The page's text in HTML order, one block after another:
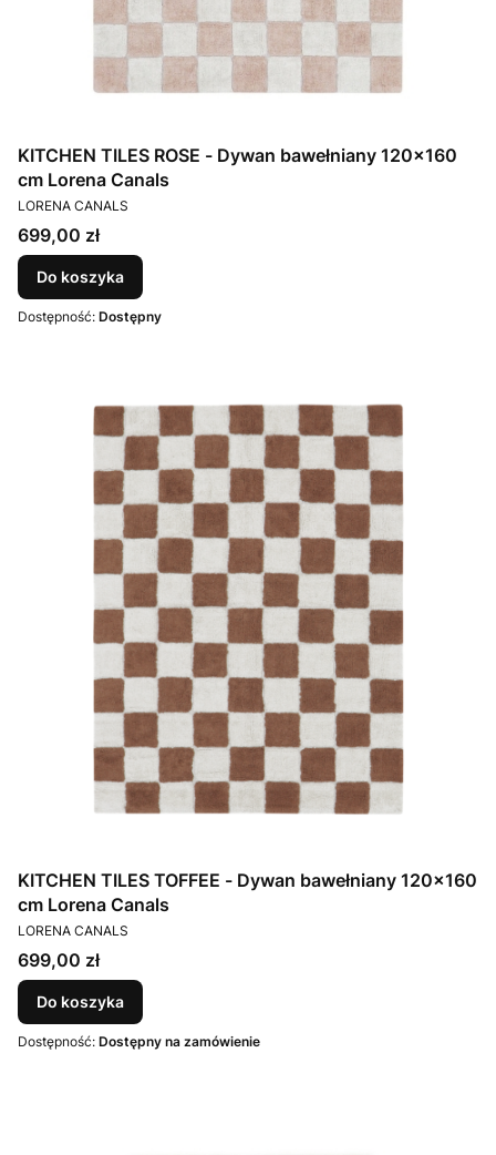
KITCHEN TILES ROSE - Dywan bawełniany 120x160
cm Lorena Canals
PRODUCENT
LORENA CANALS
Cena
699,00 zł
Do koszyka
Dostępność: Dostępny
KITCHEN TILES TOFFEE - Dywan bawełniany 120x160
cm Lorena Canals
PRODUCENT
LORENA CANALS
Cena
699,00 zł
Do koszyka
Dostępność: Dostępny na zamówienie